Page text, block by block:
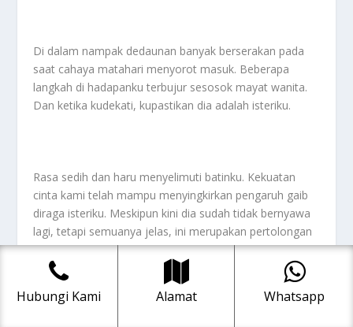
Di dalam nampak dedaunan banyak berserakan pada
saat cahaya matahari menyorot masuk. Beberapa
langkah di hadapanku terbujur sesosok mayat wanita.
Dan ketika kudekati, kupastikan dia adalah isteriku.
Rasa sedih dan haru menyelimuti batinku. Kekuatan
cinta kami telah mampu menyingkirkan pengaruh gaib
diraga isteriku. Meskipun kini dia sudah tidak bernyawa
lagi, tetapi semuanya jelas, ini merupakan pertolongan
Allah semata.
Hubungi Kami Alamat Whatsapp